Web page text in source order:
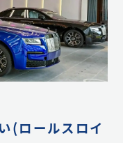
(ロールスロイ